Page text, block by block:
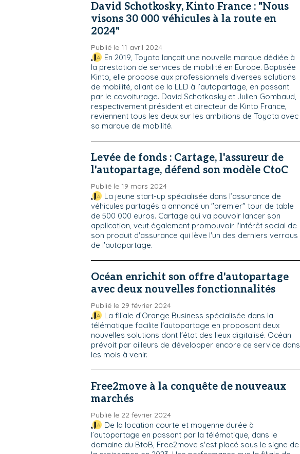
David Schotkosky, Kinto France : "Nous
visons 30 000 véhicules à la route en
2024"
Publié le 11 avril 2024
En 2019, Toyota lançait une nouvelle marque dédiée à
la prestation de services de mobilité en Europe. Baptisée
Kinto, elle propose aux professionnels diverses solutions
de mobilité, allant de la LLD à l’autopartage, en passant
par le covoiturage. David Schotkosky et Julien Gombaud,
respectivement président et directeur de Kinto France,
reviennent tous les deux sur les ambitions de Toyota avec
sa marque de mobilité.
Levée de fonds : Cartage, l'assureur de
l'autopartage, défend son modèle CtoC
Publié le 19 mars 2024
La jeune start-up spécialisée dans l’assurance de
véhicules partagés a annoncé un "premier" tour de table
de 500 000 euros. Cartage qui va pouvoir lancer son
application, veut également promouvoir l'intérêt social de
son produit d'assurance qui lève l'un des derniers verrous
de l'autopartage.
Océan enrichit son offre d'autopartage
avec deux nouvelles fonctionnalités
Publié le 29 février 2024
La filiale d’Orange Business spécialisée dans la
télématique facilite l'autopartage en proposant deux
nouvelles solutions dont l'état des lieux digitalisé. Océan
prévoit par ailleurs de développer encore ce service dans
les mois à venir.
Free2move à la conquête de nouveaux
marchés
Publié le 22 février 2024
De la location courte et moyenne durée à
l’autopartage en passant par la télématique, dans le
domaine du BtoB, Free2move s'est placé sous le signe de